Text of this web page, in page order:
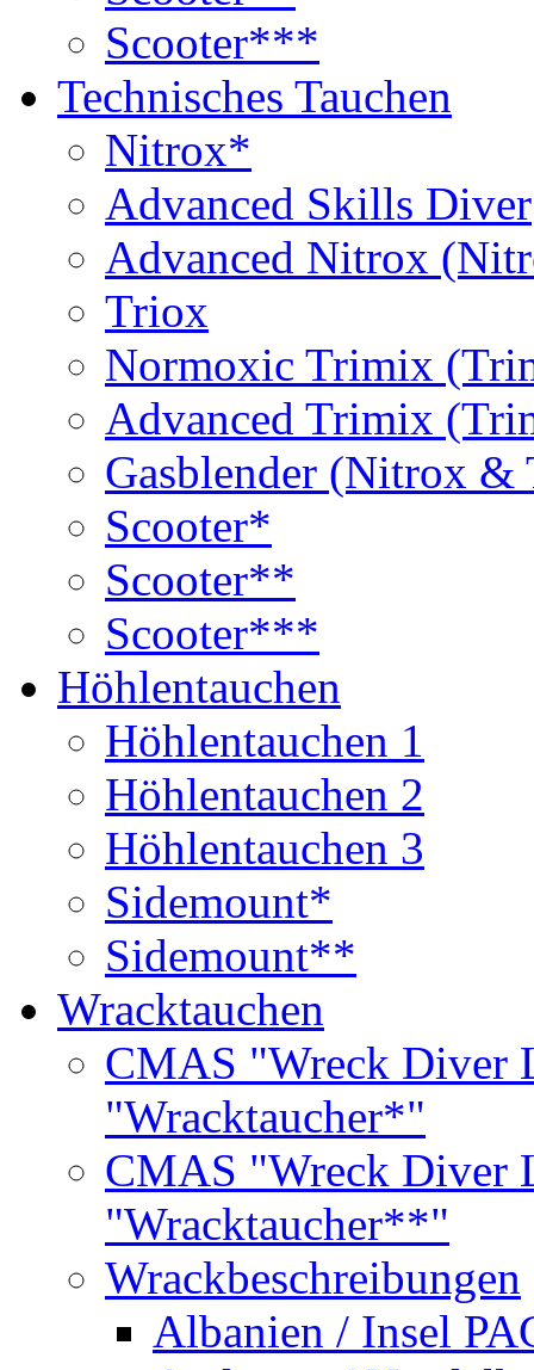
Scooter***
Technisches Tauchen
Nitrox*
Advanced Skills Diver
Advanced Nitrox
Triox
Normoxic Trimix
Advanced Trimix
Gasblender (Nitrox
Scooter*
Scooter**
Scooter***
Höhlentauchen
Höhlentauchen 1
Höhlentauchen 2
Höhlentauchen 3
Sidemount*
Sidemount**
Wracktauchen
CMAS "Wreck Diver
"Wracktaucher*"
CMAS "Wreck Diver
"Wracktaucher**"
Wrackbeschreibungen
Albanien / Insel